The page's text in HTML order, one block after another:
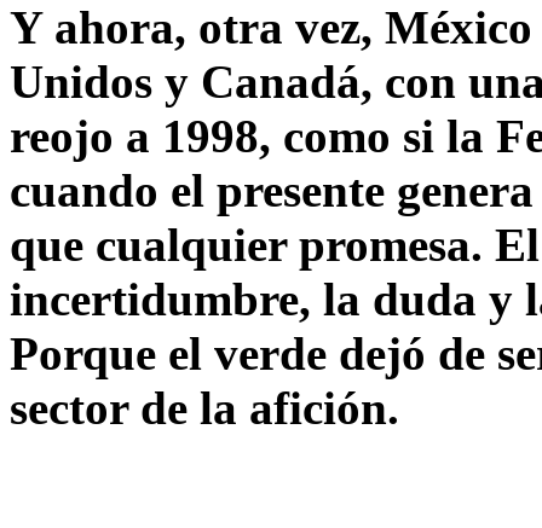
Y ahora, otra vez,
Unidos y Canadá, con
reojo a 1998, como si la
cuando el presente
que cualquier promesa.
incertidumbre, la duda y
Porque el verde dejó de
sector de la afición.